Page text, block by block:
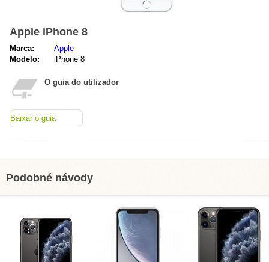
Apple iPhone 8
Marca:
Apple
Modelo:
iPhone 8
O guia do utilizador
Baixar o guia
Podobné návody